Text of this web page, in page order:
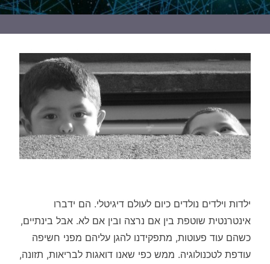
ילדות וילדים נולדים כיום לעולם דיגיטלי. הם ידברו
אינטרנטית שוטפת בין אם נרצה ובין אם לא. אבל בינתיים,
כשהם עוד פעוטות, מתפקידנו להגן עליהם מפני חשיפה
עודפת לטכנולוגיה. ממש כפי שאנו דואגות לבריאות, תזונה,